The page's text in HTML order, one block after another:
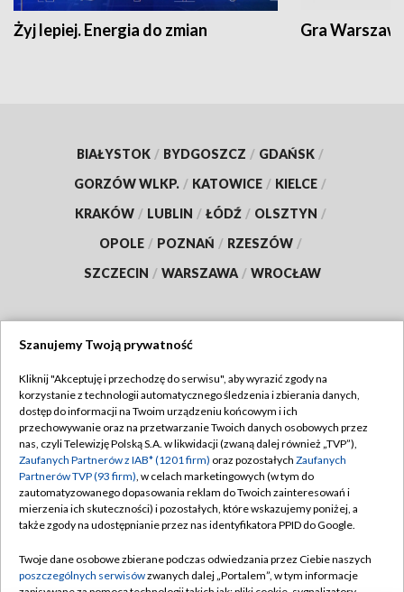
Żyj lepiej. Energia do zmian Gra
BIAŁYSTOK / BYDGOSZCZ / GDAŃSK /
GORZÓW WLKP. / KATOWICE / KIELCE /
KRAKÓW / LUBLIN / ŁÓDŹ / OLSZTYN /
OPOLE / POZNAŃ / RZESZÓW /
SZCZECIN / WARSZAWA / WROCŁAW
TVP
Abonament TVP
Emisja w TVP
Centrum informacji TVP
Naziemna Telewizja Cyfrowa
Rada Programowa
Regulamin TVP
Polityka prywatności
Moje zgody
Pomoc
Kontakt
Szanujemy Twoją prywatność
Kliknij "Akceptuję i przechodzę do serwisu", aby wyrazić zgody na
korzystanie z technologii automatycznego śledzenia i zbierania danych,
dostęp do informacji na Twoim urządzeniu końcowym i ich
przechowywanie oraz na przetwarzanie Twoich danych osobowych przez
nas, czyli Telewizję Polską S.A. w likwidacji (zwaną dalej również „TVP”),
Zaufanych Partnerów z IAB* (1201 firm) oraz pozostałych Zaufanych
Partnerów TVP (93 firm), w celach marketingowych (w tym do
zautomatyzowanego dopasowania reklam do Twoich zainteresowań i
mierzenia ich skuteczności) i pozostałych, które wskazujemy poniżej, a
także zgody na udostępnianie przez nas identyfikatora PPID do Google.
Twoje dane osobowe zbierane podczas odwiedzania przez Ciebie naszych
poszczególnych serwisówzwanych dalej „Portalem”, w tym informacje